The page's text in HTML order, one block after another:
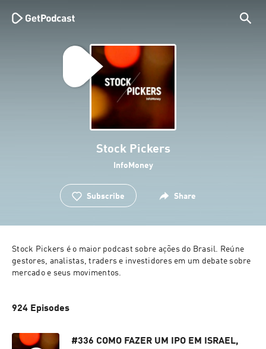
Stock Pickers
InfoMoney
Subscribe Share
Stock Pickers é o maior podcast sobre ações do Brasil. Reúne
gestores, analistas, traders e investidores em um debate sobre
mercado e seus movimentos.
924 Episodes
#336 COMO FAZER UM IPO EM ISRAEL,